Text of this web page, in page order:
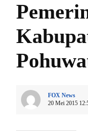
FOX News
20 Mei 2015